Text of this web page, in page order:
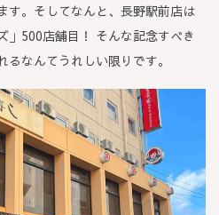
す。そしてなんと、長野駅前店は
」500店舗目！ そんな記念すべき
なんてうれしい限りです。